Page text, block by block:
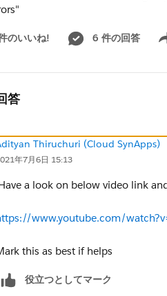
のいいね! 6 件の回答
答
Thiruchuri (Cloud SynApps)
年7月6日 15:13
a look on below video link
www.youtube.com/
this as best if helps
役立つとしてマーク